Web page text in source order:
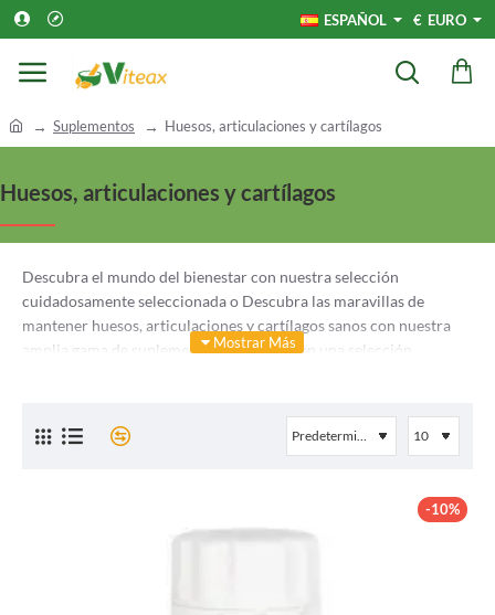
ESPAÑOL € EURO
o
e
Suplementos Huesos, articulaciones y cartílagos
Huesos, articulaciones y cartílagos
Descubra el mundo del bienestar con nuestra selección
cuidadosamente seleccionada o Descubra las maravillas de
mantener huesos, articulaciones y cartílagos sanos con nuestra
amplia gama de suplementos. Sumérjase en una selección
calidad que satisfacen las necesidades de sus huesos,
articulaciones y cartílagos, desde mejorar la densidad ósea hasta
diseñados para mejorar la salud ósea, mejorar la movilidad de las
-10%